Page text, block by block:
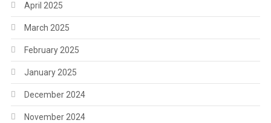
April 2025
March 2025
February 2025
January 2025
December 2024
November 2024